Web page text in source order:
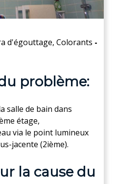
d'égouttage, Colorants -
problème:
salle de bain dans
étage,
via le point lumineux
jacente (2ième).
la cause du